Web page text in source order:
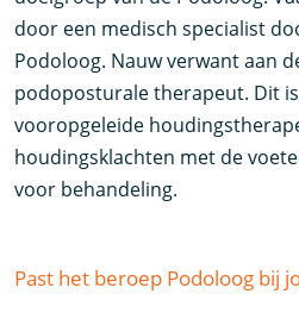
door een medisch specialist
Podoloog. Nauw verwant aan
podoposturale therapeut. Dit
vooropgeleide
houdingsklachten met de
voor behandeling.
Past het beroep Podoloog bij